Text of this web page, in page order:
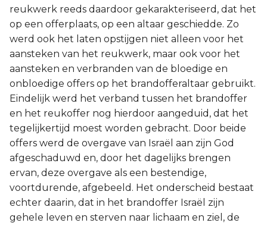
reukwerk reeds daardoor gekarakteriseerd, dat het
op een offerplaats, op een altaar geschiedde. Zo
werd ook het laten opstijgen niet alleen voor het
aansteken van het reukwerk, maar ook voor het
aansteken en verbranden van de bloedige en
onbloedige offers op het brandofferaltaar gebruikt.
Eindelijk werd het verband tussen het brandoffer
en het reukoffer nog hierdoor aangeduid, dat het
tegelijkertijd moest worden gebracht. Door beide
offers werd de overgave van Israël aan zijn God
afgeschaduwd en, door het dagelijks brengen
ervan, deze overgave als een bestendige,
voortdurende, afgebeeld. Het onderscheid bestaat
echter daarin, dat in het brandoffer Israël zijn
gehele leven en sterven naar lichaam en ziel, de